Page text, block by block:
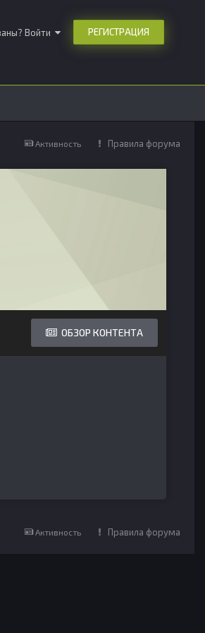
Войти РЕГИСТРАЦИЯ
Активность Правила форума
ОБЗОР КОНТЕНТА
Активность Правила форума